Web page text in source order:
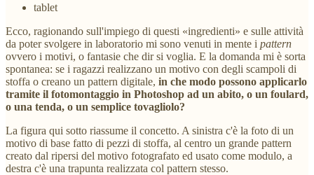
tablet
Ecco, ragionando sull'impiego di questi «ingredienti» e sulle attività
da poter svolgere in laboratorio mi sono venuti in mente i pattern
ovvero i motivi, o fantasie che dir si voglia. E la domanda mi è sorta
spontanea: se i ragazzi realizzano un motivo con degli scampoli di
stoffa o creano un pattern digitale, in che modo possono applicarlo
tramite il fotomontaggio in Photoshop ad un abito, o un foulard,
o una tenda, o un semplice tovagliolo?
La figura qui sotto riassume il concetto. A sinistra c'è la foto di un
motivo di base fatto di pezzi di stoffa, al centro un grande pattern
creato dal ripersi del motivo fotografato ed usato come modulo, a
destra c'è una trapunta realizzata col pattern stesso.